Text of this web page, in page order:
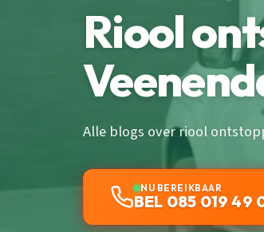
Riool
Alle blogs over riool
NU BEREIKBAAR
BEL 085 019 49